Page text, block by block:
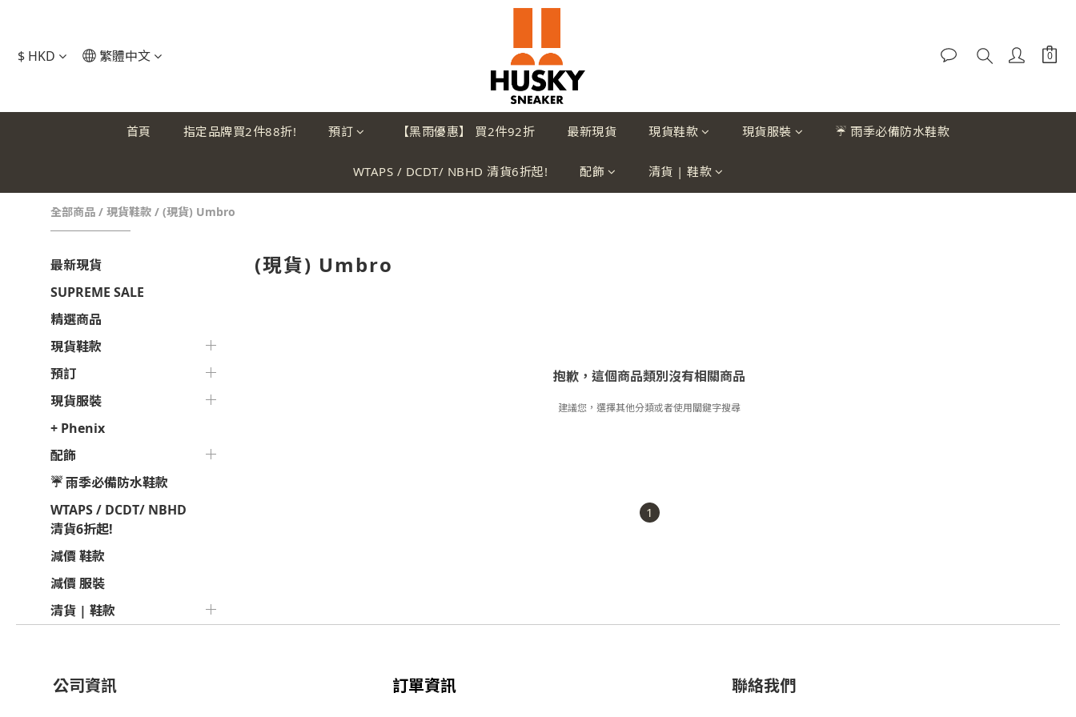
$ HKD 繁體中文
首頁 指定品牌買2件88折! 預訂 【黑雨優惠】 買2件92折 最新現貨 現貨鞋款 現貨服裝 ☔ 雨季必備防水鞋款
WTAPS / DCDT/ NBHD 清貨6折起! 配飾 清貨 | 鞋款
全部商品 / 現貨鞋款 / (現貨) Umbro
最新現貨
SUPREME SALE
精選商品
現貨鞋款
預訂
現貨服裝
+ Phenix
配飾
☔ 雨季必備防水鞋款
WTAPS / DCDT/ NBHD
清貨6折起!
減價 鞋款
減價 服裝
清貨 | 鞋款
(現貨) Umbro
抱歉，這個商品類別沒有相關商品
建議您，選擇其他分類或者使用關鍵字搜尋
1
公司資訊 訂單資訊 聯絡我們